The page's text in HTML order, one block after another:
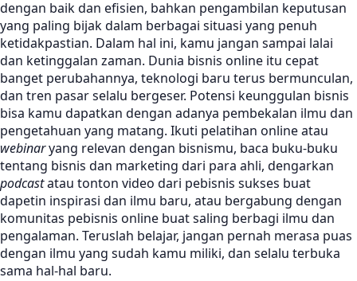
dengan baik dan efisien, bahkan pengambilan keputusan
yang paling bijak dalam berbagai situasi yang penuh
ketidakpastian. Dalam hal ini, kamu jangan sampai lalai
dan ketinggalan zaman. Dunia bisnis online itu cepat
banget perubahannya, teknologi baru terus bermunculan,
dan tren pasar selalu bergeser. Potensi keunggulan bisnis
bisa kamu dapatkan dengan adanya pembekalan ilmu dan
pengetahuan yang matang. Ikuti pelatihan online atau
webinaryang relevan dengan bisnismu, baca buku-buku
tentang bisnis dan marketing dari para ahli, dengarkan
podcastatau tonton video dari pebisnis sukses buat
dapetin inspirasi dan ilmu baru, atau bergabung dengan
komunitas pebisnis online buat saling berbagi ilmu dan
pengalaman. Teruslah belajar, jangan pernah merasa puas
dengan ilmu yang sudah kamu miliki, dan selalu terbuka
sama hal-hal baru.